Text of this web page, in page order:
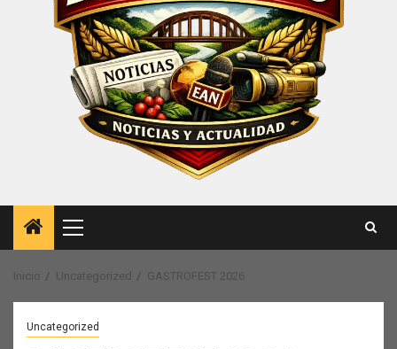
Menú
principal
Inicio Uncategorized GASTROFEST 2026
Uncategorized